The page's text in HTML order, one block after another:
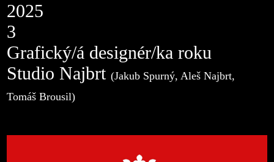
2025
3
Grafický/á designér/ka roku
Studio Najbrt(Jakub Spurný, Aleš Najbrt,
Tomáš Brousil)